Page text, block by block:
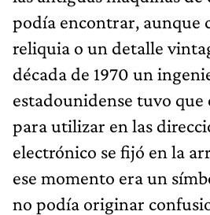
podía encontrar, aunque
reliquia o un detalle
década de 1970 un
estadounidense tuvo
para utilizar en las
electrónico se fijó en la
ese momento era un
no podía originar